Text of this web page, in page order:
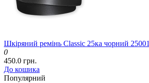
Шкіряний ремінь Classic 25ка чорний 25001
0
450.0 грн.
До кошика
Популярний